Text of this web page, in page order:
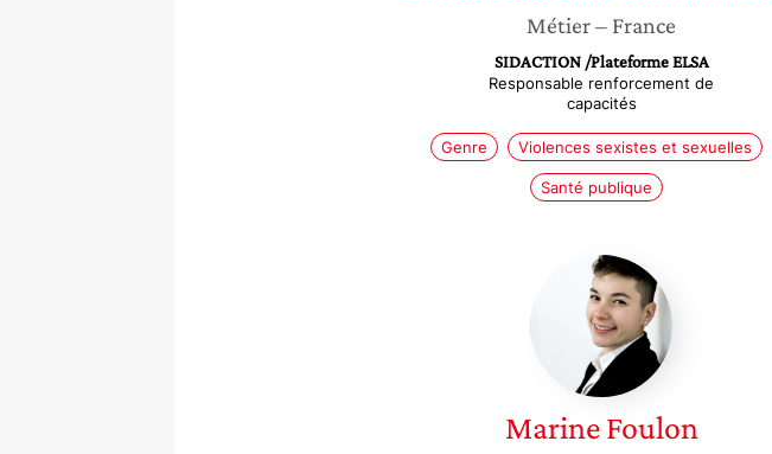
Métier– France
SIDACTION /Plateforme ELSA
Responsable renforcement de
capacités
Genre Violences sexistes et sexuelles
Santé publique
Marine
Foulon
Marine Foulon